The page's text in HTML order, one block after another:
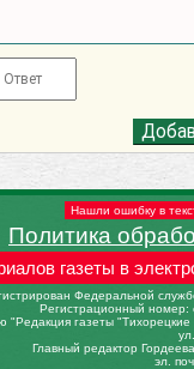
Нашли ошибку в
Политика
газеты в
Федеральной
Регистрационный
"Редакция газеты
Главный редактор
эл.